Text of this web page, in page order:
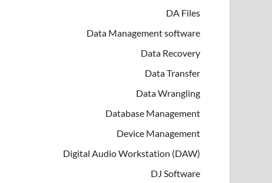
DA Files
Data Management software
Data Recovery
Data Transfer
Data Wrangling
Database Management
Device Management
Digital Audio Workstation (DAW)
DJ Software